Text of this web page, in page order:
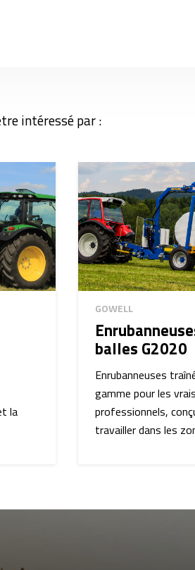
intéressé par :
la
GOWELL
balles G2020
Enrubanneuses
gamme pour les vrais
professionnels,
travailler dans les